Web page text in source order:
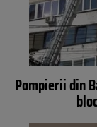
Pompierii din